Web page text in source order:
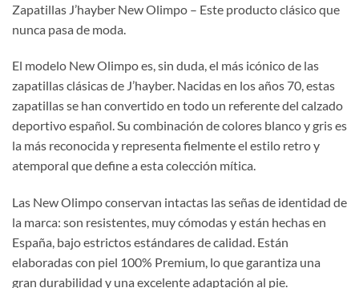
Zapatillas J’hayber New Olimpo – Este producto clásico que
nunca pasa de moda.
El modelo New Olimpo es, sin duda, el más icónico de las
zapatillas clásicas de J’hayber. Nacidas en los años 70, estas
zapatillas se han convertido en todo un referente del calzado
deportivo español. Su combinación de colores blanco y gris es
la más reconocida y representa fielmente el estilo retro y
atemporal que define a esta colección mítica.
Las New Olimpo conservan intactas las señas de identidad de
la marca: son resistentes, muy cómodas y están hechas en
España, bajo estrictos estándares de calidad. Están
elaboradas con piel 100% Premium, lo que garantiza una
gran durabilidad y una excelente adaptación al pie.